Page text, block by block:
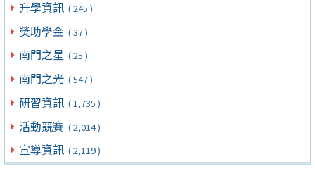
升學資訊 ( 245 )
獎助學金 ( 37 )
南門之星 ( 25 )
南門之光 ( 547 )
研習資訊 ( 1,735 )
活動競賽 ( 2,014 )
宣導資訊 ( 2,119 )